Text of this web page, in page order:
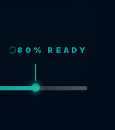
80 % READY